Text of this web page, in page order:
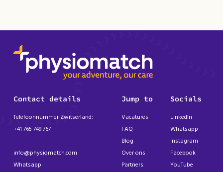
Contact details
Telefoonnummer Zwitserland:
+41 765 749 767
info@physiomatch.com
Whatsapp
Jump to
Vacatures
FAQ
Blog
Over ons
Partners
Socials
LinkedIn
Whatsapp
Instagram
Facebook
YouTube